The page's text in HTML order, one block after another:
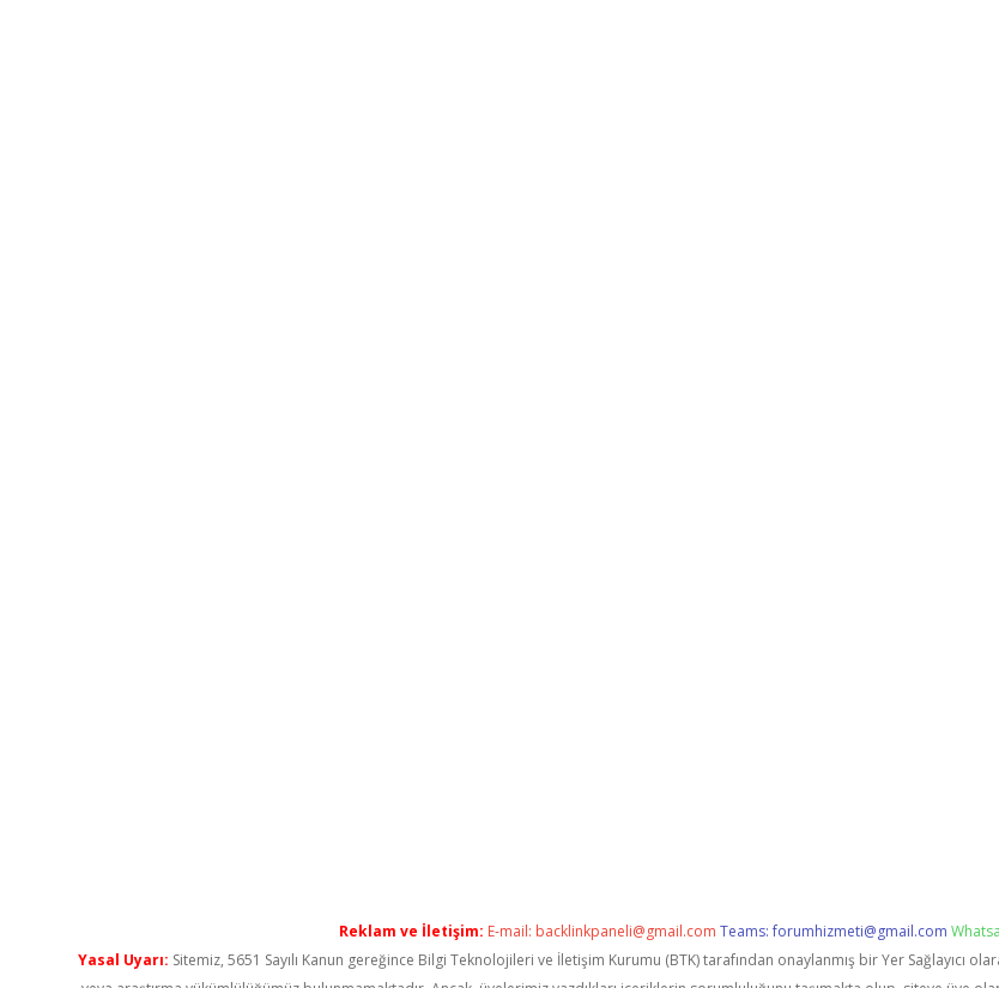
Reklam ve İletişim: E-mail: backlinkpaneli@gmail.com Teams:forumhizmeti@gmail.com
Yasal Uyarı: Sitemiz, 5651 Sayılı Kanun gereğince Bilgi Teknolojileri ve İletişim Kurumu (BTK) tarafından onaylanmış bir Yer